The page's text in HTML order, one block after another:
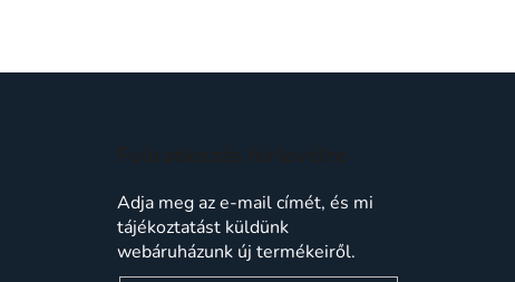
Adja meg az e-mail címét, és mi
tájékoztatást küldünk
webáruházunk új termékeiről.